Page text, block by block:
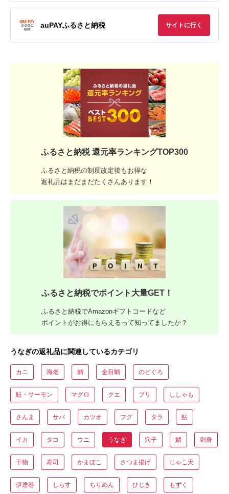
auPAYふるさと納税 サイトに行く
ふるさと納税 還元率ランキングTOP300
ふるさと納税の制度改定後もお得な
返礼品はまだまだたくさんあります！
ふるさと納税でポイント大量GET！
ふるさと納税でAmazonギフトコードなど
ポイントがお得にもらえるって知ってましたか？
うなぎの返礼品に関連しているカテゴリ
カニ 海老 鯛 金目鯛 のどぐろ
鮭・サーモン マグロ クエ ブリ ししゃも
さんま サバ カツオ フグ タラ 鮎
イカ タコ ウニ うなぎ 穴子 鱧 刺身
干物 寿司 かまぼこ さつま揚げ じゃこ天
伊達巻 しらす ちりめん ひじき もずく